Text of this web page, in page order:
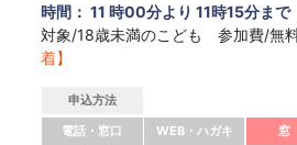
時間： 11 時00分より 11時15分まで
対象/18歳未満のこども 参加費/無
着】
申込方法
電話・窓口
WEB・ハガキ 窓